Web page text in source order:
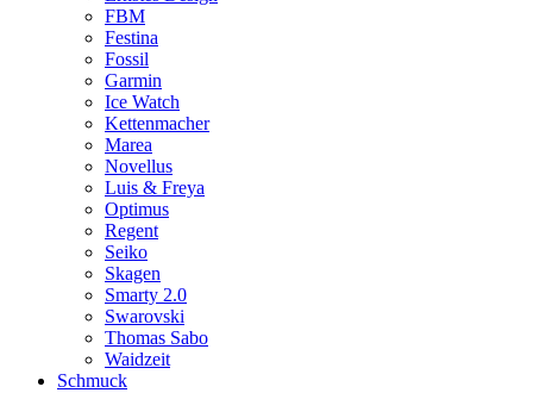
FBM
Festina
Fossil
Garmin
Ice Watch
Kettenmacher
Marea
Novellus
Luis & Freya
Optimus
Regent
Seiko
Skagen
Smarty 2.0
Swarovski
Thomas Sabo
Waidzeit
Schmuck